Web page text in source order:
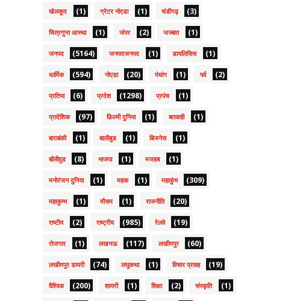
खेलकूद (1) ग्रेटर नोएडा (1) चंडीगढ़ (3)
चित्रगुप्त आस्था (1) जंपर (2) जज्बात (1)
जनपद (5164) जनपदजनपद (1) डायलिसिस (1)
धार्मिक (594) नोएडा (20) पंचांग (1) पर्व (2)
प्रतिभा (6) प्रदेश (1298) प्रपंच (1)
प्रादेशिक (97) फ़िल्मी दुनिया (1) बतकही (1)
बाराबंकी (1) बालीबुड (1) बिजनेस (1)
बॉलीवुड (8) भाजपा (1) मजहब (1)
मनोरंजन दुनिया (1) महक (1) महाकुंभ (309)
महाकुम्भ (1) मौसम (1) राजनीति (20)
राष्टीय (2) राष्ट्रीय (985) रेलवे (19)
रोजगार (1) लखनऊ (117) लखीमपुर (60)
लखीमपुर डायरी (74) लघुकथा (1) विचार प्रवाह (19)
वैश्विक (200) शायरी (1) शिक्षा (2) संस्कृति (1)